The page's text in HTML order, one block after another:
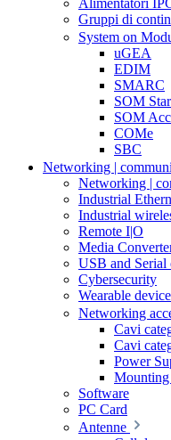
Alimentatori
Gruppi di
System on
uGEA
EDIM
SMARC
SOM
SOM
COMe
SBC
Networking |
Networking |
Industrial
Industrial
Remote I|O
Media
USB and Serial
Cybersecurity
Wearable
Networking
Cavi
Cavi
Power
Software
PC Card
Antenne